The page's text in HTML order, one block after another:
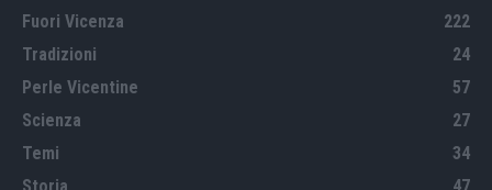
Fuori Vicenza
222
Tradizioni
24
Perle Vicentine
57
Scienza
27
Temi
34
Storia
47